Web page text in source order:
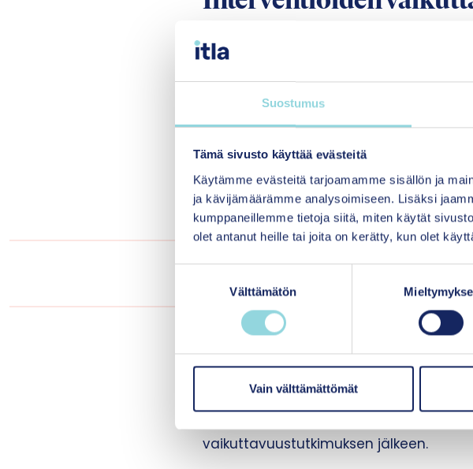
Suostumus
Tämä sivusto käyttää evästeitä
Käytämme evästeitä tarjoamamme sisällön ja
ja kävijämäärämme analysoimiseen. Lisäksi
kumppaneillemme tietoja siitä, miten käytät
olet antanut heille tai joita on kerätty, kun olet
o
k
Välttämätön
Vain välttämättömät
Kansallisen implementoinnin
ruotsalaisten tutkijoiden pitämiä.
yksi konferenssin pääpuhujista.
vaikuttavuutta ja korosti, että yksi
lisää digitaalisten interventioiden
otsikon mukaan – ”myydä
implementointisuunnittelua.
sovellettavuuden tulisi ohjata
”Yksi keskeisimmistä
interventioiden
kansallista implementointityötä. Yksi
liittyvistä luennoista koski Tukholman
kehittämää kognitiivis-
internetin avulla levitettävä
vaikuttavuustutkimuksen jälkeen.